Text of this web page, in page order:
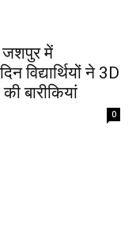
जशपुर में
विद्यार्थियों ने 3D
बारीकियां
0